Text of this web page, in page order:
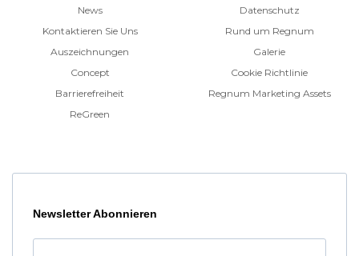
News
Kontaktieren Sie Uns
Auszeichnungen
Concept
Barrierefreiheit
ReGreen
Datenschutz
Rund um Regnum
Galerie
Cookie Richtlinie
Regnum Marketing Assets
Newsletter Abonnieren